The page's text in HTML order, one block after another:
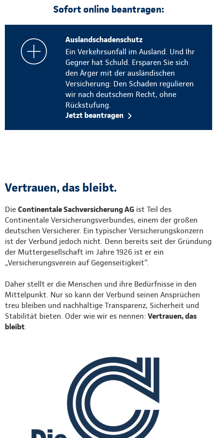
Sofort online beantragen:
Auslandschadenschutz
Ein Verkehrsunfall im Ausland. Und Ihr
Gegner hat Schuld. Ersparen Sie sich
den Ärger mit der ausländischen
Versicherung: Den Schaden regulieren
wir nach deutschem Recht, ohne
Rückstufung.
Jetzt beantragen
Vertrauen, das bleibt.
Die Continentale Sachversicherung AG ist Teil des
Continentale Versicherungsverbundes, einem der großen
deutschen Versicherer. Ein typischer Versicherungskonzern
ist der Verbund jedoch nicht. Denn bereits seit der Gründung
der Muttergesellschaft im Jahre 1926 ist er ein
„Versicherungsverein auf Gegenseitigkeit".
Daher stellt er die Menschen und ihre Bedürfnisse in den
Mittelpunkt. Nur so kann der Verbund seinen Ansprüchen
treu bleiben und nachhaltige Transparenz, Sicherheit und
Stabilität bieten. Oder wie wir es nennen: Vertrauen, das
bleibt.